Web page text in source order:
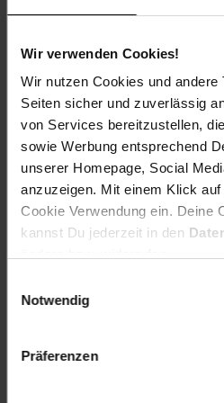
Wir verwenden Cookies!
Wir nutzen Cookies und andere
Seiten sicher und zuverlässig
von Services bereitzustellen,
sowie Werbung entsprechend
unserer Homepage, Social
anzuzeigen. Mit einem Klick auf
Cookie Verwendung ein. Deine
kannst Du jederzeit in den
Notwendig
Präferenzen
productSafetyName: HTI
Material: Polyester
Farbe (außen): Grau
Set-Größe (Teile): 1-teilig
Besonderheiten:
Länge (cm): 235 cm
Maße: B/H/T 160,5 x 130 x
Breite (cm): 160,5 cm
Gestell aus: Holz
Gewicht: 70 kg
Höhe (cm): 130 cm
Tiefe (cm): 235 cm